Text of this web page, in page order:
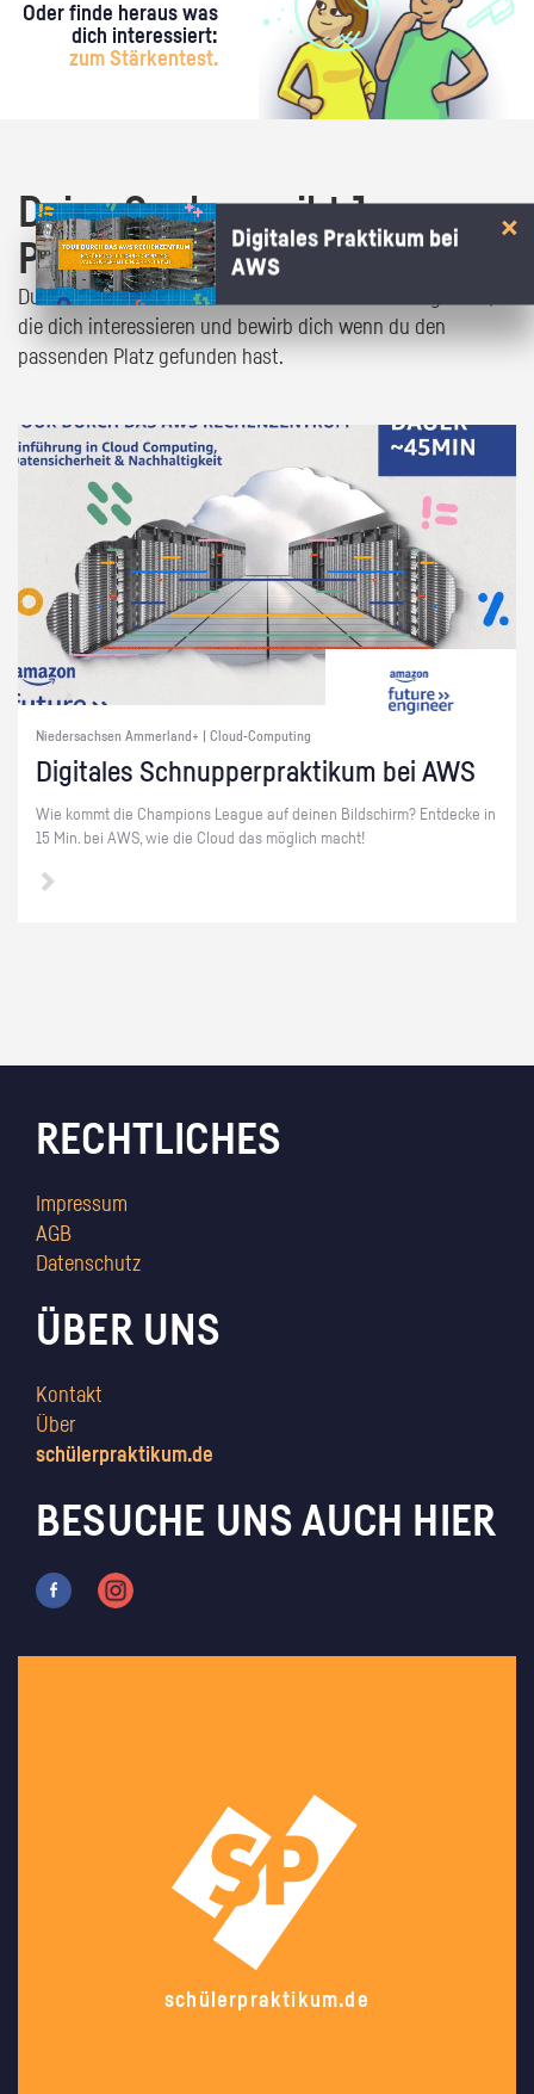
Oder finde heraus was
dich interessiert:
zum Stärkentest.
Deine Suche ergibt 1
Praktikumsangebot!
Du bist fast da! Klick dich durch die Praktikumsangebote,
die dich interessieren und bewirb dich wenn du den
passenden Platz gefunden hast.
Niedersachsen Ammerland+ | Cloud-Computing
Di­gi­ta­les Schnup­per­prak­ti­kum bei AWS
Wie kommt die Cham­pi­ons Le­ague auf dei­nen Bild­schirm? Ent­de­cke in
15 Min. bei AWS, wie die Cloud das mög­lich macht!
Digitales Praktikum bei
AWS
RECHTLICHES
Impressum
AGB
Datenschutz
ÜBER UNS
Kontakt
Über
schülerpraktikum.de
BESUCHE UNS AUCH HIER
schülerpraktikum.de